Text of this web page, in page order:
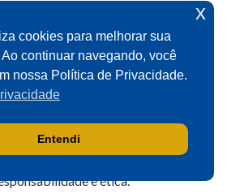
presentes na defesa de medidas
ambiental possa alcançar
todas as áreas de ação do
acredito que devemos organizar o
em torno de três valores.
e ética.
contato pelo WhatsApp, você
serão utilizados exclusivamente
às demandas, sugestões ou
ao mandato do Deputado Aécio
tratados com sigilo e não serão
cookies para melhorar sua
continuar navegando, você
nossa Política de Privacidade.
Entendi
x